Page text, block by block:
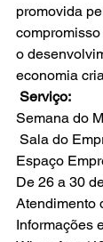
promovida
o
economia
Serviço:
Semana do
Sala do
Espaço
De 26 a 30
Atendimento
Informações